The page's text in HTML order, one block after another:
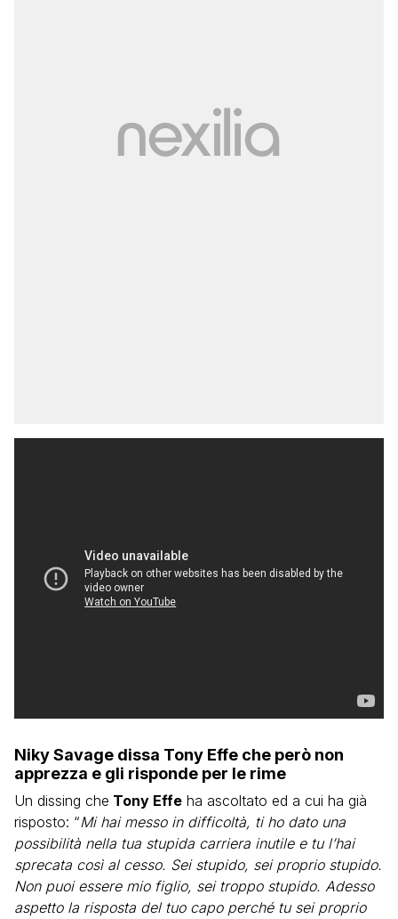
Niky Savage dissa Tony Effe che però non
apprezza e gli risponde per le rime
Un dissing che Tony Effe ha ascoltato ed a cui ha già
risposto: “Mi hai messo in difficoltà, ti ho dato una
possibilità nella tua stupida carriera inutile e tu l’hai
sprecata così al cesso. Sei stupido, sei proprio stupido.
Non puoi essere mio figlio, sei troppo stupido. Adesso
aspetto la risposta del tuo capo perché tu sei proprio